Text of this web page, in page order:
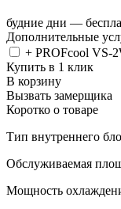
будние дни —
Дополнительные
+ PROFcool VS-
Купить в 1 клик
В корзину
Вызвать замерщика
Коротко о товаре
Тип внутреннего
Обслуживаемая
Мощность